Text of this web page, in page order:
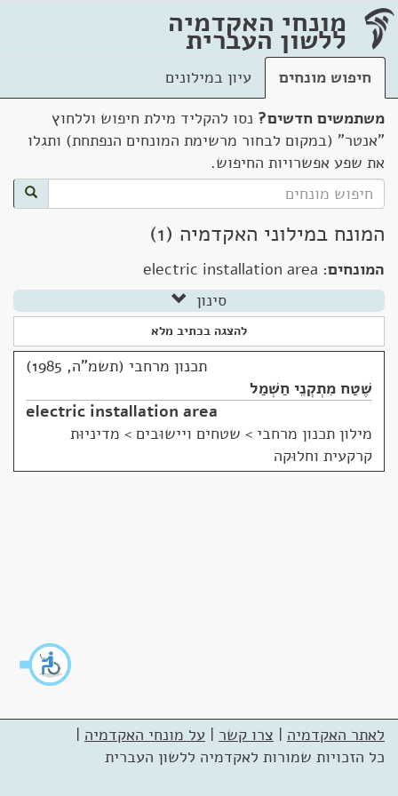
מונחי האקדמיה
ללשון העברית
חיפוש מונחים
עיון במילונים
משתמשים חדשים? נסו להקליד מילת חיפוש וללחוץ
"אנטר" (במקום לבחור מרשימת המונחים הנפתחת) ותגלו
את שפע אפשרויות החיפוש.
המונח במילוני האקדמיה (1)
המונחים: electric installation area
סינון
להצגה בכתיב מלא
תכנון מרחבי (תשמ"ה, 1985)
שֶׁטַח מִתְקְנֵי חַשְׁמַל
electric installation area
מילון תכנון מרחבי > שטחים ויישוּבים > מדיניוּת
קרקעית וחלוּקה
לאתר האקדמיה | צרו קשר | על מונחי האקדמיה |
כל הזכויות שמורות לאקדמיה ללשון העברית